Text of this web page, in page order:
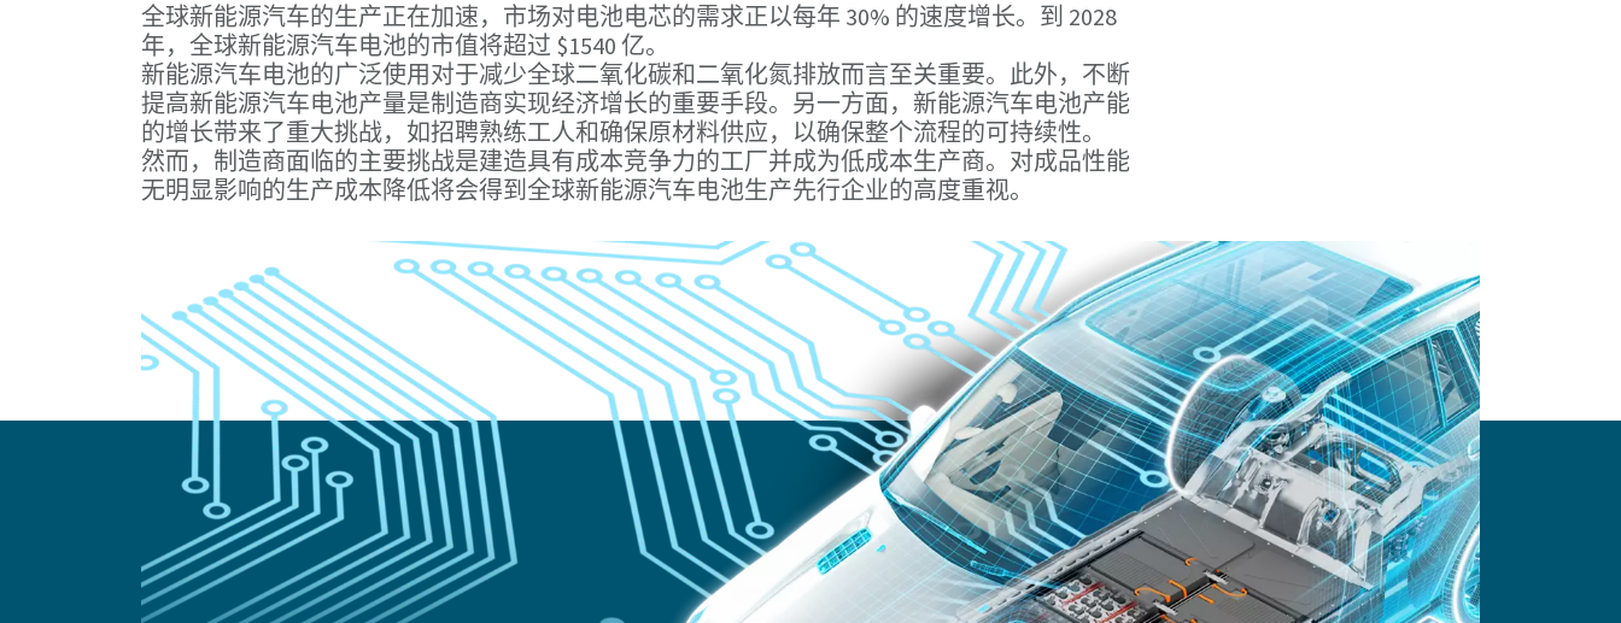
全球新能源汽车的生产正在加速，市场对电池电芯的需求正以每年 30% 的速度增长。到 2028
年，全球新能源汽车电池的市值将超过 $1540 亿。
新能源汽车电池的广泛使用对于减少全球二氧化碳和二氧化氮排放而言至关重要。此外，不断
提高新能源汽车电池产量是制造商实现经济增长的重要手段。另一方面，新能源汽车电池产能
的增长带来了重大挑战，如招聘熟练工人和确保原材料供应，以确保整个流程的可持续性。
然而，制造商面临的主要挑战是建造具有成本竞争力的工厂并成为低成本生产商。对成品性能
无明显影响的生产成本降低将会得到全球新能源汽车电池生产先行企业的高度重视。